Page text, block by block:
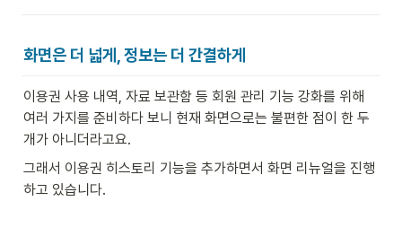
화면은 더 넓게, 정보는 더 간결하게
이용권 사용 내역, 자료 보관함 등 회원 관리 기능 강화를 위해
여러 가지를 준비하다 보니 현재 화면으로는 불편한 점이 한 두
개가 아니더라고요.
그래서 이용권 히스토리 기능을 추가하면서 화면 리뉴얼을 진행
하고 있습니다.